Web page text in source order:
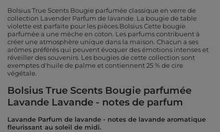
Bolsius True Scents Bougie parfumée classique en verre de
collection Lavender Parfum de lavande. La bougie de table
violette est parfaite pour les pièces.Bolsius Cette bougie
parfumée a une mèche en coton. Les parfums contribuent à
créer une atmosphère unique dans la maison. Chacun a ses
arômes préférés qui peuvent évoquer des émotions intenses et
réveiller des souvenirs. Les bougies de cette collection sont
exemptes d'huile de palme et contiennent 25 % de cire
végétale.
Bolsius True Scents Bougie parfumée
Lavande Lavande - notes de parfum
Lavande Parfum de lavande - notes de lavande aromatique
fleurissant au soleil de midi.